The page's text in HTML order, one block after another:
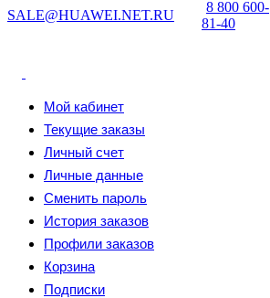
SALE@HUAWEI.NET.RU
8 800 600-
81-40
Мой кабинет
Текущие заказы
Личный счет
Личные данные
Сменить пароль
История заказов
Профили заказов
Корзина
Подписки